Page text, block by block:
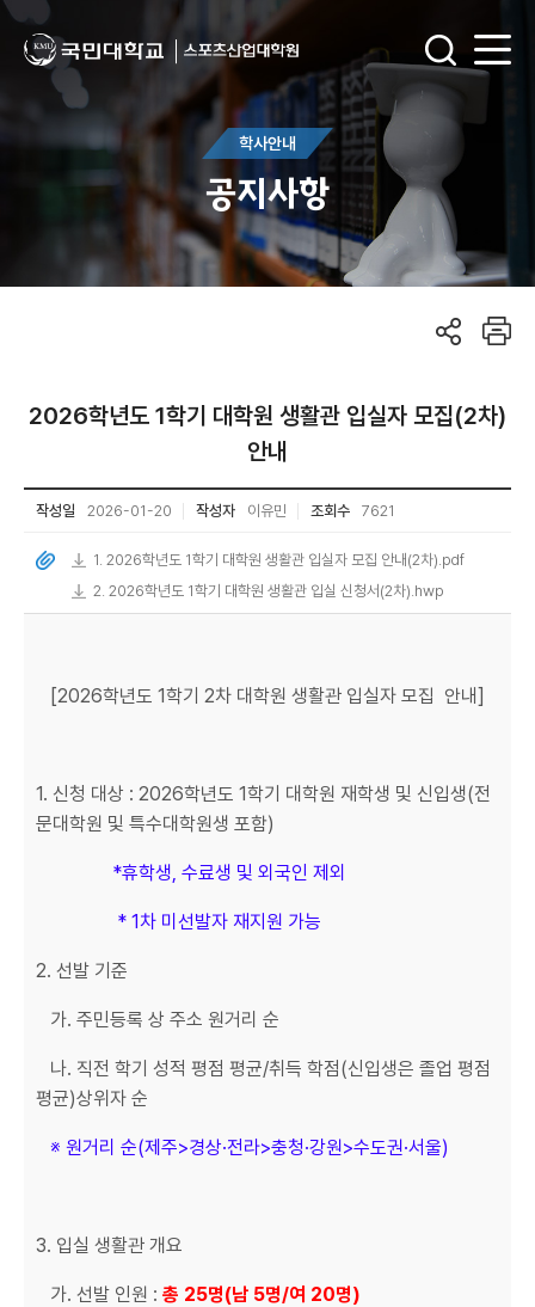
학사안내
공지사항
2026학년도 1학기 대학원 생활관 입실자 모집(2차)
안내
작성일 2026-01-20 작성자 이유민 조회수 7621
1. 2026학년도 1학기 대학원 생활관 입실자 모집 안내(2차).pdf
2. 2026학년도 1학기 대학원 생활관 입실 신청서(2차).hwp
[2026학년도 1학기 2차 대학원 생활관 입실자 모집 안내]
1. 신청 대상 : 2026학년도 1학기 대학원 재학생 및 신입생(전
문대학원 및 특수대학원생 포함)
*휴학생, 수료생 및 외국인 제외
* 1차 미선발자 재지원 가능
2. 선발 기준
가. 주민등록 상 주소 원거리 순
나. 직전 학기 성적 평점 평균/취득 학점(신입생은 졸업 평점
평균)상위자 순
※ 원거리 순(제주>경상·전라>충청·강원>수도권·서울)
3. 입실 생활관 개요
가. 선발 인원 : 총 25명(남 5명/여 20명)